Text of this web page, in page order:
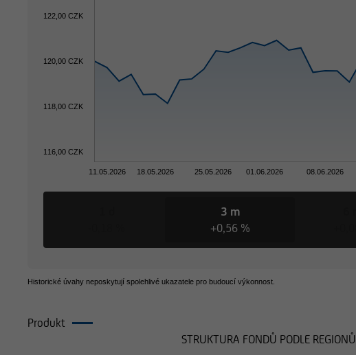
11.05.2026 18.05.2026 25.05.2026 01.06.2026 08.06.2026
120,00 CZK
116,00 CZK
118,00 CZK
122,00 CZK
3 m
+0,56 %
Historické úvahy neposkytují spolehlivé ukazatele pro budoucí výkonnost.
Produkt
STRUKTURA FONDŮ PODLE REGIONŮ